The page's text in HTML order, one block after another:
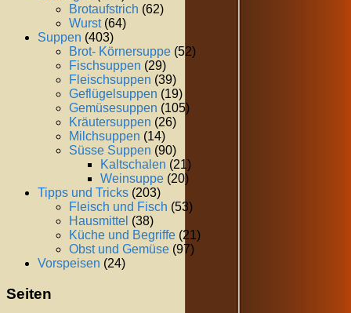
Brotaufstrich (62)
Wurst(64)
Suppen (403)
Brot- Körnersuppe (52)
Fischsuppen (29)
Fleischsuppen (39)
Geflügelsuppen (19)
Gemüsesuppen (105)
Kräutersuppen (26)
Milchsuppen (14)
Süsse Suppen (90)
Kaltschalen (21)
Weinsuppe (20)
Tipps und Tricks (203)
Fleisch und Fisch (53)
Hausmittel (38)
Küche und Begriffe (21)
Obst und Gemüse (97)
Vorspeisen (24)
Seiten